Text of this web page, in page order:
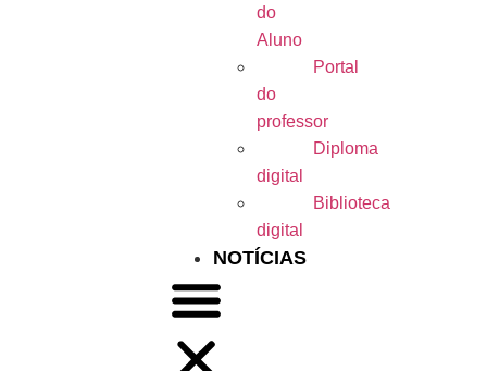
do
Aluno
Portal
do
professor
Diploma
digital
Biblioteca
digital
NOTÍCIAS